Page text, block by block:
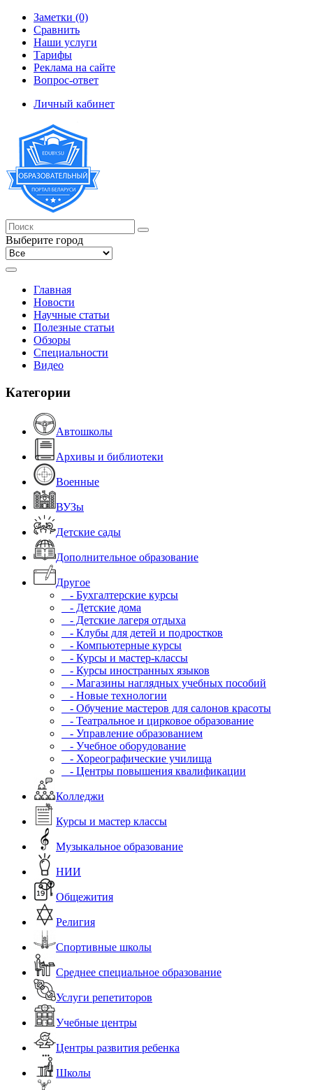
Заметки (0)
Сравнить
Наши услуги
Тарифы
Реклама на сайте
Вопрос-ответ
Личный кабинет
Выберите город
Главная
Новости
Научные статьи
Полезные статьи
Обзоры
Специальности
Видео
Категории
Автошколы
Архивы и библиотеки
Военные
ВУЗы
Детские сады
Дополнительное образование
Другое
- Бухгалтерские курсы
- Детские дома
- Детские лагеря отдыха
- Клубы для детей и подростков
- Компьютерные курсы
- Курсы и мастер-классы
- Курсы иностранных языков
- Магазины наглядных учебных пособий
- Новые технологии
- Обучение мастеров для салонов красоты
- Театральное и цирковое образование
- Управление образованием
- Учебное оборудование
- Хореографические училища
- Центры повышения квалификации
Колледжи
Курсы и мастер классы
Музыкальное образование
НИИ
Общежития
Религия
Спортивные школы
Среднее специальное образование
Услуги репетиторов
Учебные центры
Центры развития ребенка
Школы